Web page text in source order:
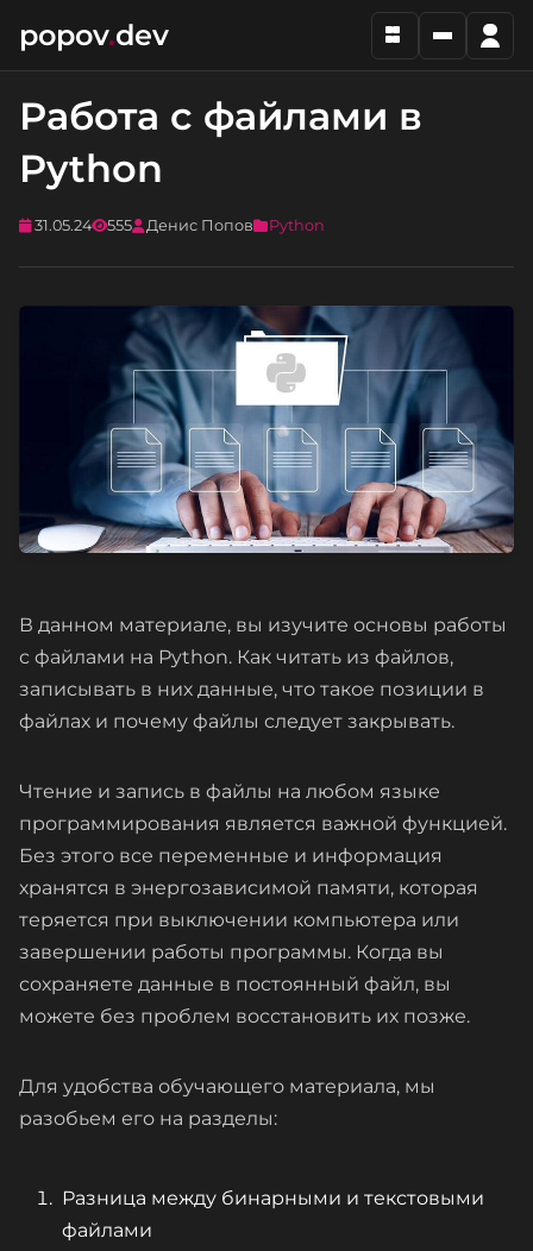
popov.dev
Работа с файлами в
Python
31.05.24 555 Денис Попов Python
В данном материале, вы изучите основы работы
с файлами на Python. Как читать из файлов,
записывать в них данные, что такое позиции в
файлах и почему файлы следует закрывать.
Чтение и запись в файлы на любом языке
программирования является важной функцией.
Без этого все переменные и информация
хранятся в энергозависимой памяти, которая
теряется при выключении компьютера или
завершении работы программы. Когда вы
сохраняете данные в постоянный файл, вы
можете без проблем восстановить их позже.
Для удобства обучающего материала, мы
разобьем его на разделы:
Разница между бинарными и текстовыми
файлами